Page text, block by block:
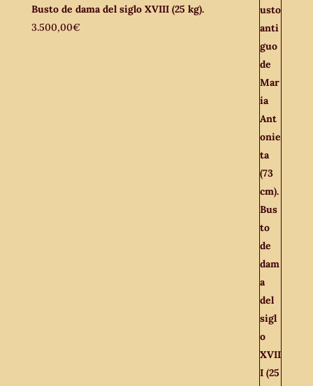
Busto de dama del siglo XVIII (25 kg).
3.500,00€